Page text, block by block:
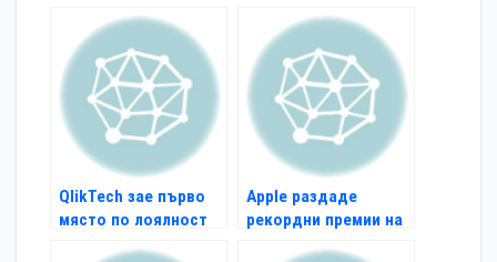
QlikTech зае първо
място по лоялност
Apple раздаде
рекордни премии на